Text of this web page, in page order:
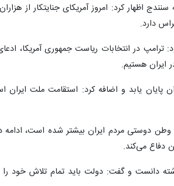
اظهار کرد: امروز آمریکای جنایتکار از
دارد.
ترامپ در انتخابات ریاست‌ جمهوری
ایران هستیم.
دوستی مردم ایران بیشتر شده است،
دفاع می‌کند.
دانست و گفت: دولت باید تمام تلاش خود